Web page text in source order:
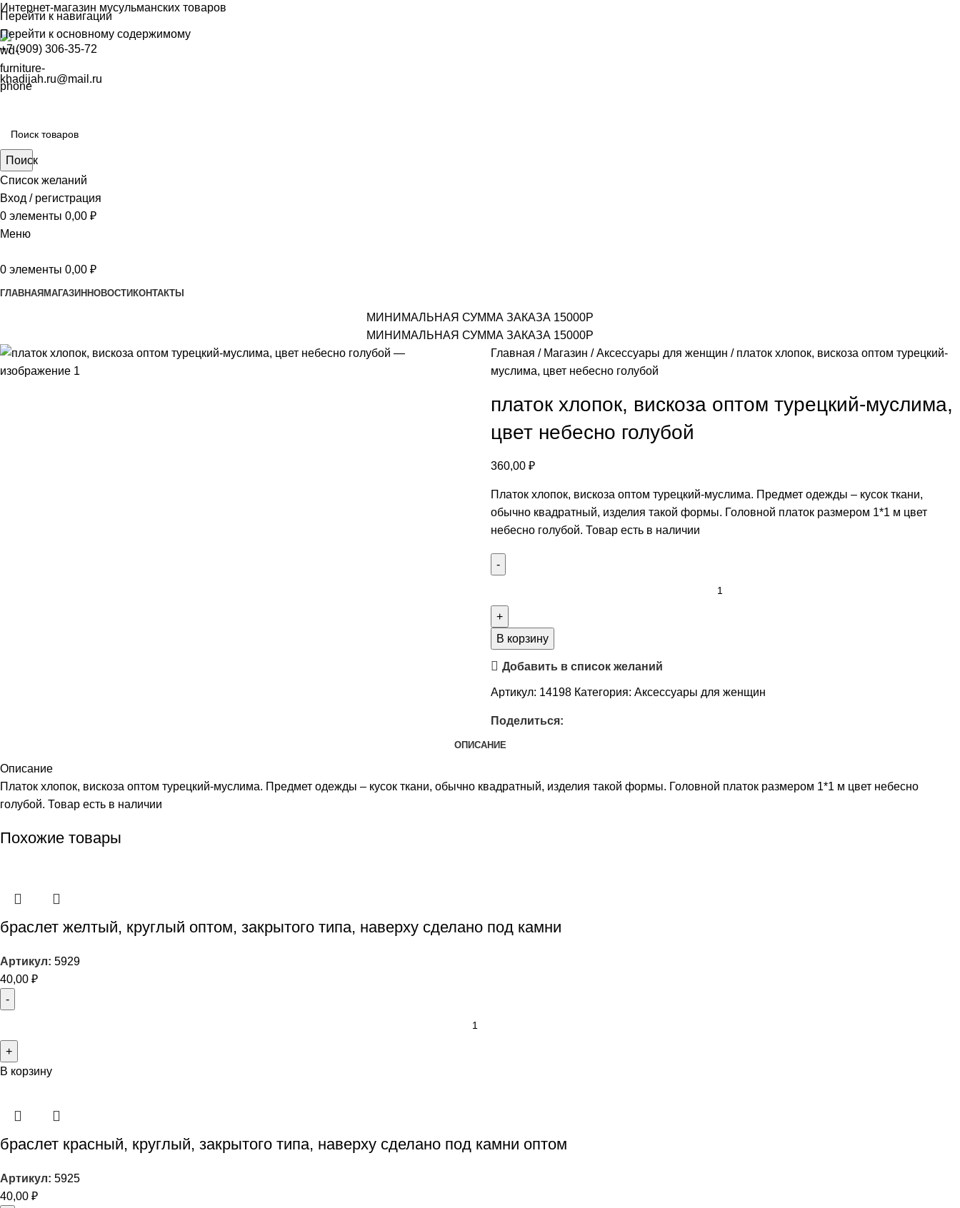
Перейти к навигации
Перейти к основному содержимому
Интернет-магазин мусульманских товаров
+7 (909) 306-35-72
khadijah.ru@mail.ru
Поиск
Список желаний
Вход / регистрация
0 элементы 0,00 ₽
Меню
0 элементы 0,00 ₽
ГЛАВНАЯ МАГАЗИН НОВОСТИ КОНТАКТЫ
МИНИМАЛЬНАЯ СУММА ЗАКАЗА 15000Р
МИНИМАЛЬНАЯ СУММА ЗАКАЗА 15000Р
Главная
Магазин Аксессуары для женщин
платок хлопок, вискоза оптом турецкий-
муслима, цвет небесно голубой
платок хлопок, вискоза оптом турецкий-муслима,
цвет небесно голубой
360,00 ₽
Платок хлопок, вискоза оптом турецкий-муслима. Предмет одежды – кусок ткани,
обычно квадратный, изделия такой формы. Головной платок размером 1*1 м цвет
небесно голубой. Товар есть в наличии
В корзину
Добавить в список желаний
Артикул: 14198 Категория: Аксессуары для женщин
Поделиться:
ОПИСАНИЕ
Описание
Платок хлопок, вискоза оптом турецкий-муслима. Предмет одежды – кусок ткани, обычно квадратный, изделия такой формы. Головной платок размером 1*1 м цвет небесно
голубой. Товар есть в наличии
Похожие товары
браслет желтый, круглый оптом, закрытого типа, наверху сделано под камни
Артикул: 5929
40,00 ₽
В корзину
браслет красный, круглый, закрытого типа, наверху сделано под камни оптом
Артикул: 5925
40,00 ₽